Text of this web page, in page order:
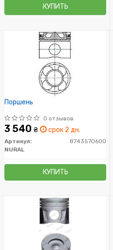
КУПИТЬ
Поршень
0 отзывов
3 540 ₴ срок 2 дн.
Артикул:
8743570600
NURAL
КУПИТЬ